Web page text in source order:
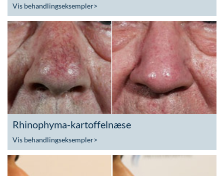
Vis behandlingseksempler>
Rhinophyma-kartoffelnæse
Vis behandlingseksempler>